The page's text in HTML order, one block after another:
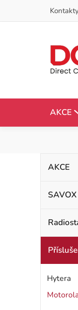
AKCE
P
r
a
n
n
kategorie
r
e
AKCE
SAVOX
Hytera